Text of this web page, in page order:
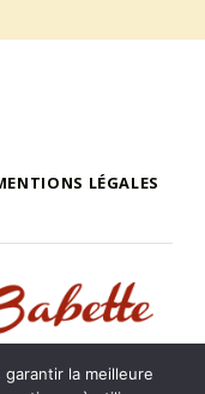
LÉGALES
la meilleure